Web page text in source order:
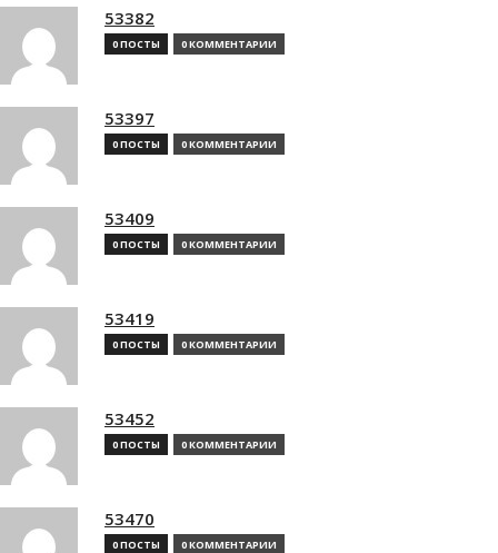
53382
0 ПОСТЫ 0 КОММЕНТАРИИ
53397
0 ПОСТЫ 0 КОММЕНТАРИИ
53409
0 ПОСТЫ 0 КОММЕНТАРИИ
53419
0 ПОСТЫ 0 КОММЕНТАРИИ
53452
0 ПОСТЫ 0 КОММЕНТАРИИ
53470
0 ПОСТЫ 0 КОММЕНТАРИИ